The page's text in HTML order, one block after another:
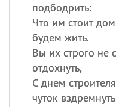
подбодрить:
Что им стоит
будем жить.
Вы их строго не
отдохнуть,
С днем
чуток